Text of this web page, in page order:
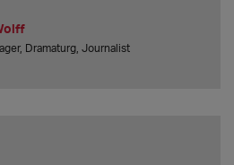
Dramaturg, Journalist